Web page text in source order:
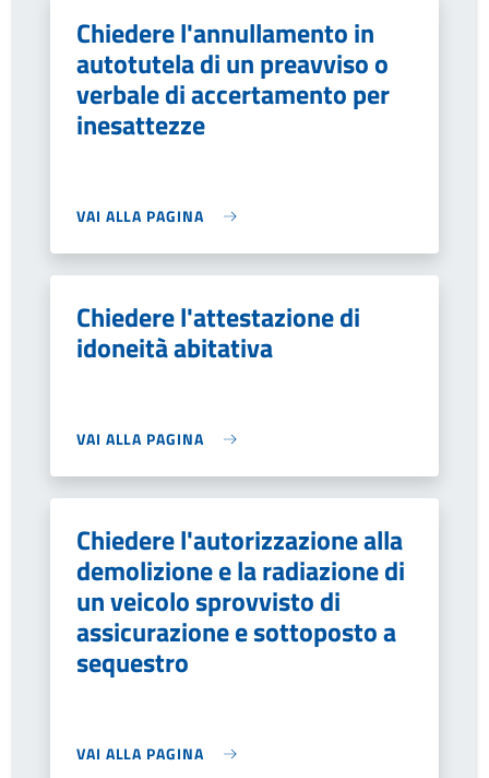
Chiedere l'annullamento in
autotutela di un preavviso o
verbale di accertamento per
inesattezze
VAI ALLA PAGINA
Chiedere l'attestazione di
idoneità abitativa
VAI ALLA PAGINA
Chiedere l'autorizzazione alla
demolizione e la radiazione di
un veicolo sprovvisto di
assicurazione e sottoposto a
sequestro
VAI ALLA PAGINA